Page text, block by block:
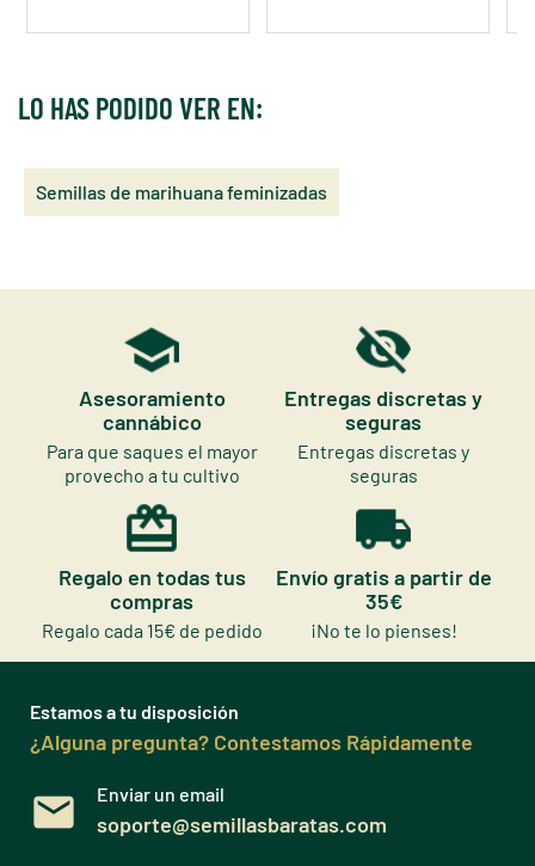
LO HAS PODIDO VER EN:
Semillas de marihuana feminizadas
Asesoramiento
cannábico
Para que saques el mayor
provecho a tu cultivo
Entregas discretas y
seguras
Entregas discretas y
seguras
Regalo en todas tus
compras
Regalo cada 15€ de pedido
Envío gratis a partir de
35€
¡No te lo pienses!
Estamos a tu disposición
¿Alguna pregunta? Contestamos Rápidamente
Enviar un email
soporte@semillasbaratas.com